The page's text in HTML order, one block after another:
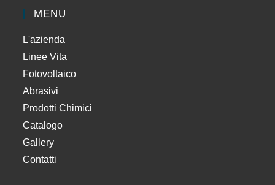
MENU
L'azienda
Linee Vita
Fotovoltaico
Abrasivi
Prodotti Chimici
Catalogo
Gallery
Contatti